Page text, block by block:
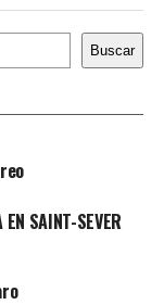
Buscar
SAINT-SEVER